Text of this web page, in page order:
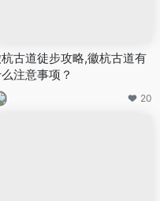
古道徒步攻略,徽杭古道有
注意事项？
20